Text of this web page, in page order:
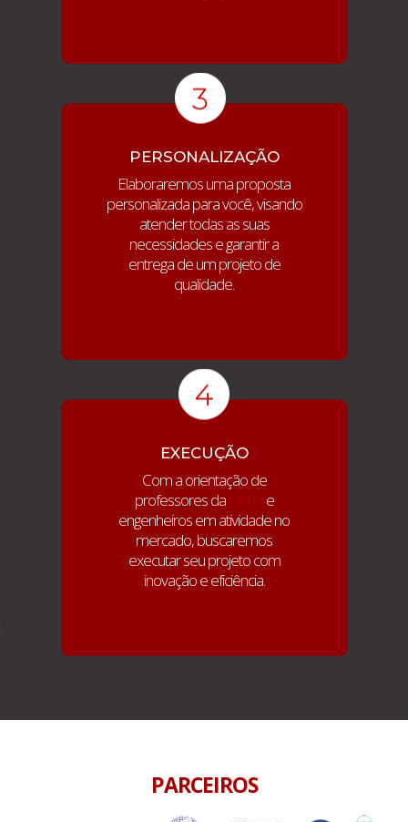
PERSONALIZAÇÃO
Elaboraremos uma proposta
personalizada para você, visando
atender todas as suas
necessidades e garantir a
entrega de um projeto de
qualidade.
EXECUÇÃO
Com a orientação de
professores da
e
engenheiros em atividade no
mercado, buscaremos
executar seu projeto com
inovação e eficiência.
PARCEIROS